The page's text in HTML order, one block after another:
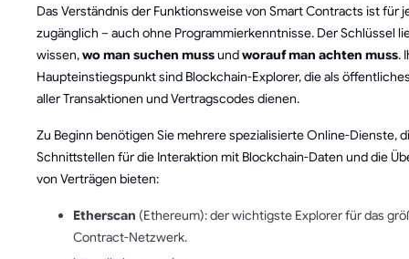
Das Verständnis der Funktionsweise von Smart Contracts ist für
zugänglich – auch ohne Programmierkenntnisse. Der Schlüssel
wissen,wo man suchen mussundworauf man achten muss.
Haupteinstiegspunkt sind Blockchain-Explorer, die als
aller Transaktionen und Vertragscodes dienen.
Zu Beginn benötigen Sie mehrere spezialisierte Online-Dienste,
Schnittstellen für die Interaktion mit Blockchain-Daten und die
von Verträgen bieten:
Etherscan (Ethereum): der wichtigste Explorer für das
Contract-Netzwerk.